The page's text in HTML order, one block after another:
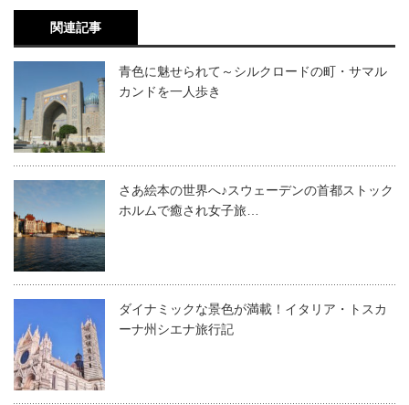
関連記事
青色に魅せられて～シルクロードの町・サマル
カンドを一人歩き
さあ絵本の世界へ♪スウェーデンの首都ストック
ホルムで癒され女子旅…
ダイナミックな景色が満載！イタリア・トスカ
ーナ州シエナ旅行記